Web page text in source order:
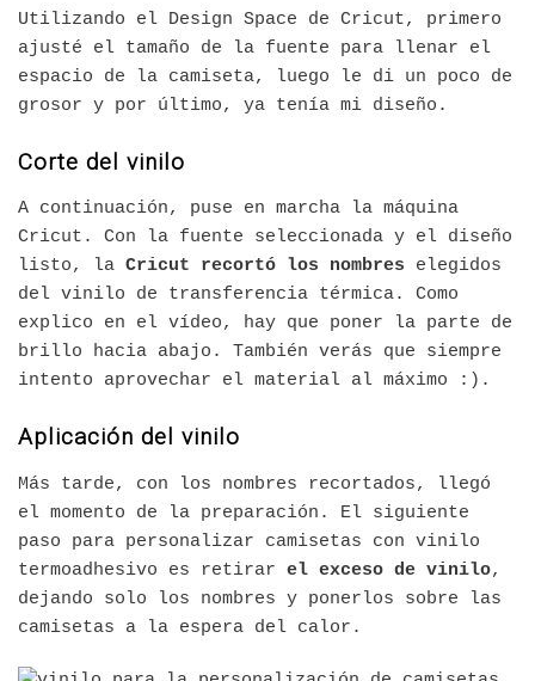
Utilizando el Design Space de Cricut, primero
ajusté el tamaño de la fuente para llenar el
espacio de la camiseta, luego le di un poco de
grosor y por último, ya tenía mi diseño.
Corte del vinilo
A continuación, puse en marcha la máquina
Cricut. Con la fuente seleccionada y el diseño
listo, la Cricut recortó los nombres elegidos
del vinilo de transferencia térmica. Como
explico en el vídeo, hay que poner la parte de
brillo hacia abajo. También verás que siempre
intento aprovechar el material al máximo :).
Aplicación del vinilo
Más tarde, con los nombres recortados, llegó
el momento de la preparación. El siguiente
paso para personalizar camisetas con vinilo
termoadhesivo es retirar el exceso de vinilo,
dejando solo los nombres y ponerlos sobre las
camisetas a la espera del calor.